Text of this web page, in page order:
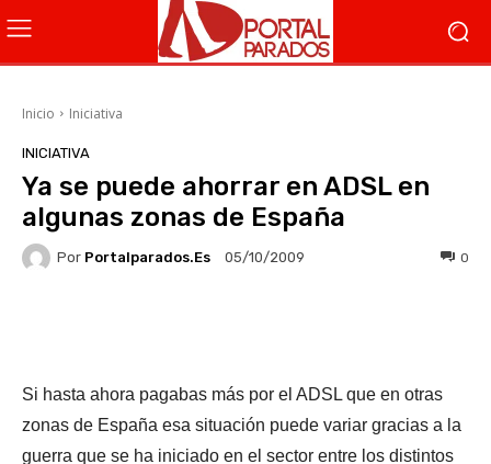
Inicio Iniciativa
INICIATIVA
Ya se puede ahorrar en ADSL en
algunas zonas de España
Por Portalparados.es 05/10/2009 0
Si hasta ahora pagabas más por el ADSL que en otras
zonas de España esa situación puede variar gracias a la
guerra que se ha iniciado en el sector entre los distintos